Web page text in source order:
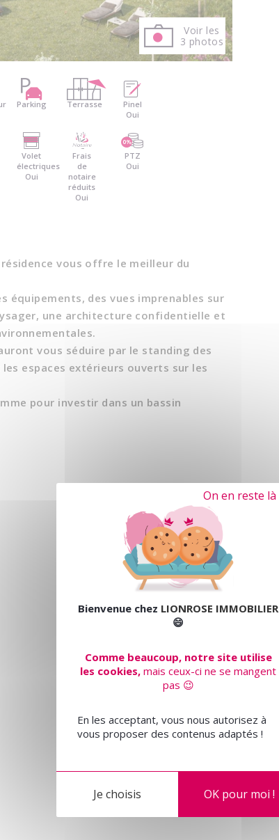
Voir les
3 photos
Parking Terrasse
Pinel
Oui
Volet
électriques
Oui
Frais
de
notaire
réduits
Oui
PTZ
Oui
vous offre le meilleur du
équipements, des vues imprenables sur
une architecture confidentielle et
vous séduire par le standing des
espaces extérieurs ouverts sur les
pour investir dans un bassin
Bienvenue chez LIONROSE IMMOBILIER
😄
Comme beaucoup, notre site utilise
les cookies, mais ceux-ci ne se mangent
pas 😉
En les acceptant, vous nous autorisez à
vous proposer des contenus adaptés !
OK pour moi !
Tout refuser
Je choisis